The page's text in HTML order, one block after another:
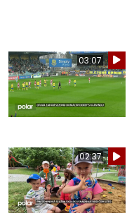
03:07
02:37